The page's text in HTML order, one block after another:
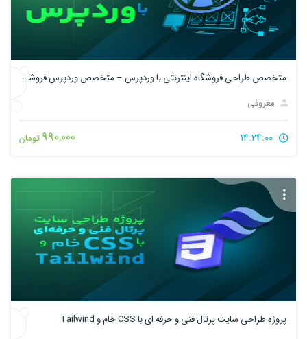
متخصص طراحی فروشگاه اینترنتی با وردپرس – متخصص وردپرس فروشگاهی
معروفی
990,000تومان
پروژه طراحی سایت پرتال فنی و حرفه ای با CSS خام و Tailwind